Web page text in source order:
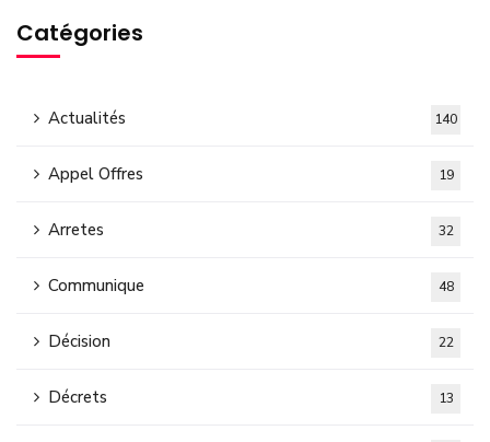
Catégories
Actualités 140
Appel Offres 19
Arretes 32
Communique 48
Décision 22
Décrets 13